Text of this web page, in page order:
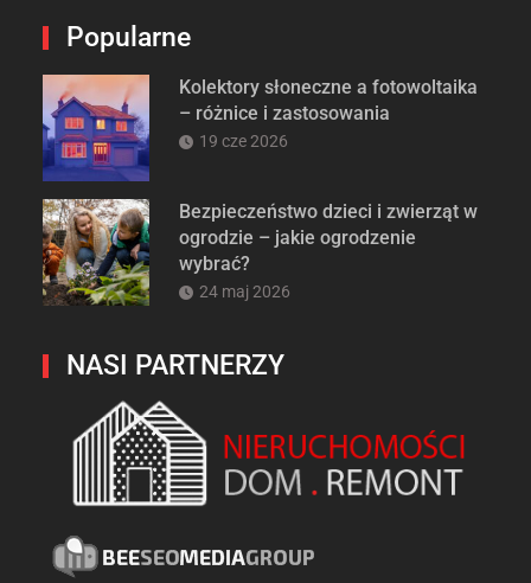
Popularne
Kolektory słoneczne a fotowoltaika
– różnice i zastosowania
19 cze 2026
Bezpieczeństwo dzieci i zwierząt w
ogrodzie – jakie ogrodzenie
wybrać?
24 maj 2026
NASI PARTNERZY